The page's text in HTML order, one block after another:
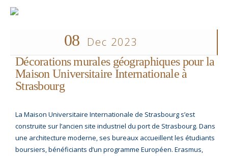
08 Dec 2023
Décorations murales géographiques pour la
Maison Universitaire Internationale à
Strasbourg
La Maison Universitaire Internationale de Strasbourg s’est
construite sur l’ancien site industriel du port de Strasbourg. Dans
une architecture moderne, ses bureaux accueillent les étudiants
boursiers, bénéficiants d’un programme Européen. Erasmus,